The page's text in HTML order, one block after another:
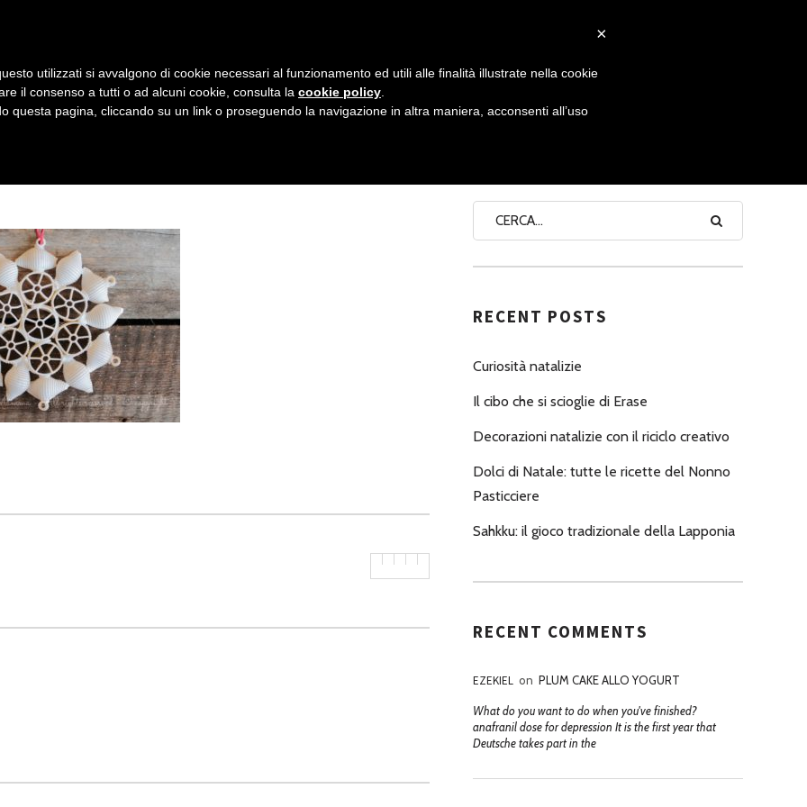
A
V
G
Z
I
O
N
E
P
N
A
NONNO PASTICCIERE
RECENT POSTS
Curiosità natalizie
Il cibo che si scioglie di Erase
Decorazioni natalizie con il riciclo creativo
Dolci di Natale: tutte le ricette del Nonno
Pasticciere
Sahkku: il gioco tradizionale della Lapponia
RECENT COMMENTS
EZEKIEL on PLUM CAKE ALLO YOGURT
What do you want to do when you've finished?
anafranil dose for depression It is the first year that
Deutsche takes part in the
×
utilizzati si avvalgono di cookie necessari al funzionamento ed utili alle finalità illustrate nella cookie
il consenso a tutti o ad alcuni cookie, consulta la cookie policy
questa pagina, cliccando su un link o proseguendo la navigazione in altra maniera, acconsenti all’uso